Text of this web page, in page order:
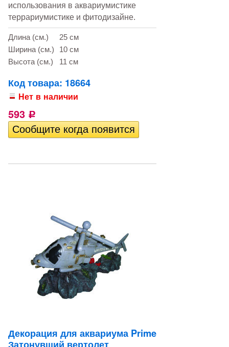
использования в аквариумистике
террариумистике и фитодизайне.
Длина (см.)
25 см
Ширина (см.)
10 см
Высота (см.)
11 см
Код товара: 18664
Нет в наличии
593 Р
Декорация для аквариума Prime
Затонувший вертолет